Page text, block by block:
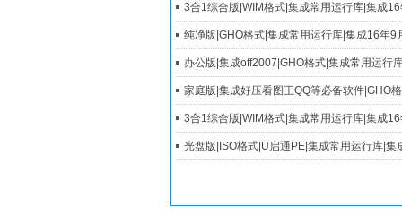
3合1综合版|WIM格式|集成常用运行库|集成
纯净版|GHO格式|集成常用运行库|集成16年
办公版|集成off2007|GHO格式|集成常用运行
家庭版|集成好压看图王QQ等必备软件|GHO
3合1综合版|WIM格式|集成常用运行库|集成
光盘版|ISO格式|U启通PE|集成常用运行库|